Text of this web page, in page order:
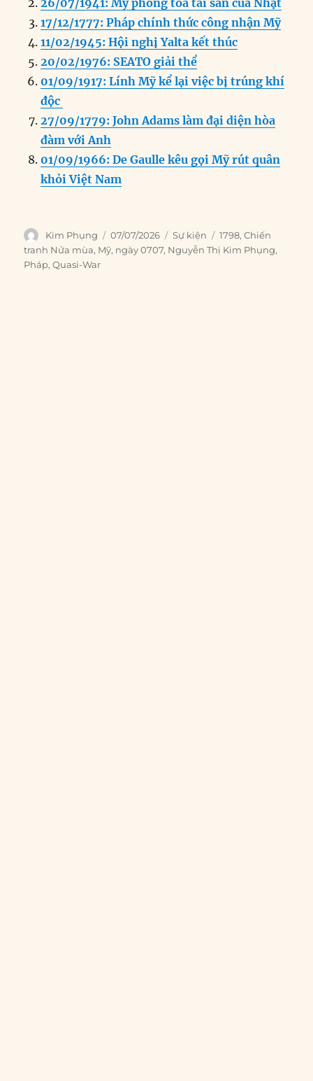
o
o
k
I
n
g
er
p
p
a
m
26/07/1941: Mỹ phong tỏa tài sản của Nhật
17/12/1777: Pháp chính thức công nhận Mỹ
11/02/1945: Hội nghị Yalta kết thúc
20/02/1976: SEATO giải thể
01/09/1917: Lính Mỹ kể lại việc bị trúng khí
độc
27/09/1779: John Adams làm đại diện hòa
đàm với Anh
01/09/1966: De Gaulle kêu gọi Mỹ rút quân
khỏi Việt Nam
Author
Kim Phụng
Posted
on
07/07/2026 Categories
Sự kiện Tags
1798,Chiến
tranh Nửa mùa, Mỹ, ngày 0707, Nguyễn Thị Kim Phụng,
Pháp,Quasi-War